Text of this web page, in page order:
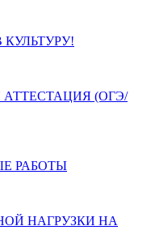
(ОГЭ/
РАБОТЫ
НАГРУЗКИ НА